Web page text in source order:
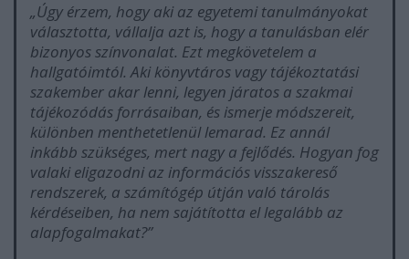
„Úgy érzem, hogy aki az egyetemi tanulmányokat
választotta, vállalja azt is, hogy a tanulásban elér
bizonyos színvonalat. Ezt megkövetelem a
hallgatóimtól. Aki könyvtáros vagy tájékoztatási
sza­kember akar lenni, legyen járatos a szakmai
tájékozódás forrásaiban, és ismerje módszereit,
különben menthetetlenül lemarad. Ez annál
inkább szükséges, mert nagy a fejlődés. Hogyan fog
valaki eligazodni az információs visszakereső
rendszerek, a számítógép útján való tárolás
kérdéseiben, ha nem sajátította el legalább az
alapfogalmakat?”